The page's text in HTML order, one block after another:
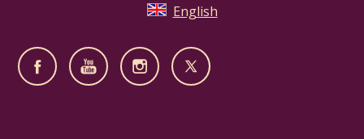
English